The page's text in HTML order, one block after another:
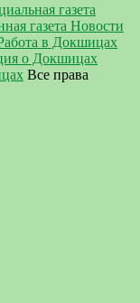
газета
газета Новости
в Докшицах
о Докшицах
Все права